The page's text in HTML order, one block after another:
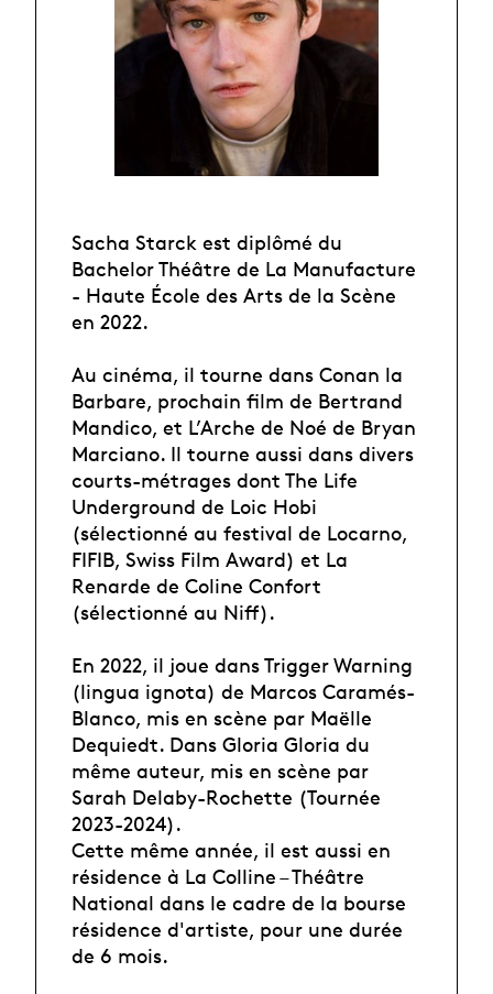
Sacha Starck est diplômé du
Bachelor Théâtre de La Manufacture
- Haute École des Arts de la Scène
en 2022.
Au cinéma, il tourne dans Conan la
Barbare, prochain film de Bertrand
Mandico, et L’Arche de Noé de Bryan
Marciano. Il tourne aussi dans divers
courts-métrages dont The Life
Underground de Loic Hobi
(sélectionné au festival de Locarno,
FIFIB, Swiss Film Award) et La
Renarde de Coline Confort
(sélectionné au Niff).
En 2022, il joue dans Trigger Warning
(lingua ignota) de Marcos Caramés-
Blanco, mis en scène par Maëlle
Dequiedt. Dans Gloria Gloria du
même auteur, mis en scène par
Sarah Delaby-Rochette (Tournée
2023-2024).
Cette même année, il est aussi en
résidence à La Colline – Théâtre
National dans le cadre de la bourse
résidence d'artiste, pour une durée
de 6 mois.